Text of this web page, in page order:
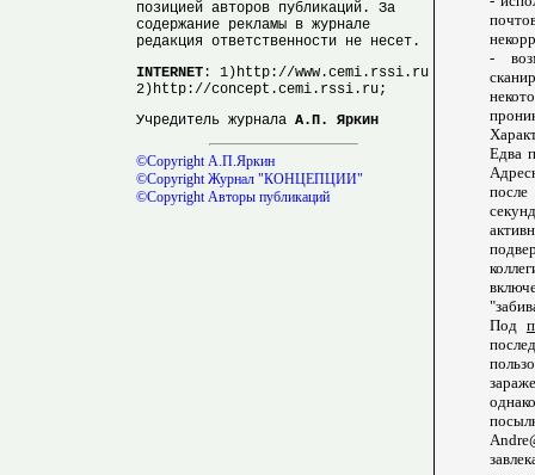
-
Едва
после
Под
позицией авторов публикаций. За
содержание рекламы в журнале
редакция ответственности не несет.
INTERNET : 1)http://www.cemi.rssi.ru
2)http://concept.cemi.rssi.ru;
Учредитель журнала А.П. Яркин
©Copyright А.П.Яркин
©Copyright Журнал "КОНЦЕПЦИИ"
©Copyright Авторы публикаций